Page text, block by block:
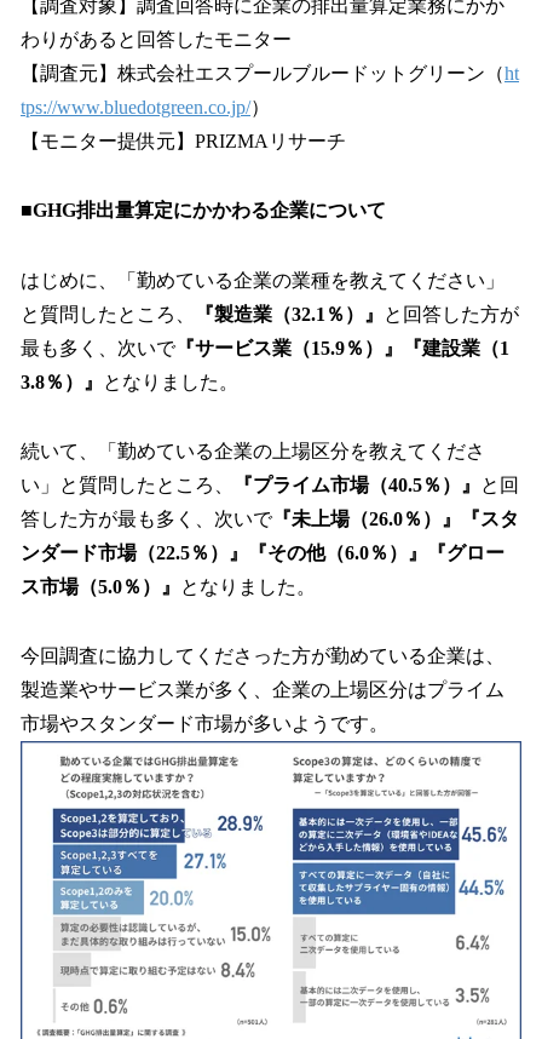
【調査対象】調査回答時に企業の排出量算定業務にかか
わりがあると回答したモニター
【調査元】株式会社エスプールブルードットグリーン（ht
tps://www.bluedotgreen.co.jp/）
【モニター提供元】PRIZMAリサーチ
■GHG排出量算定にかかわる企業について
はじめに、「勤めている企業の業種を教えてください」
と質問したところ、
『製造業（32.1％）』
と回答した方が
最も多く、次いで『サービス業（15.9％）』『建設業（1
3.8％）』
となりました。
続いて、「勤めている企業の上場区分を教えてくださ
い」と質問したところ、
『プライム市場（40.5％）』
と回
答した方が最も多く、次いで『未上場（26.0％）』『スタ
ンダード市場（22.5％）』『その他（6.0％）』『グロー
ス市場（5.0％）』
となりました。
今回調査に協力してくださった方が勤めている企業は、
製造業やサービス業が多く、企業の上場区分はプライム
市場やスタンダード市場が多いようです。